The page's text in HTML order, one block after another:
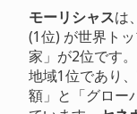
モーリシャスは
(1位) が世界ト
家」が2位です。
地域1位であり、
額」と「グロー